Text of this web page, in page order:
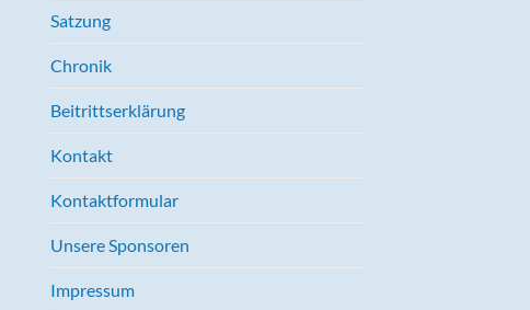
Satzung
Chronik
Beitrittserklärung
Kontakt
Kontaktformular
Unsere Sponsoren
Impressum